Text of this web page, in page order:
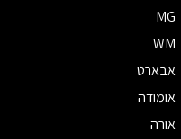
MG
WM
אבארט
אומודה
אורה